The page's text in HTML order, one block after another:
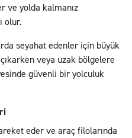
ve yolda kalmanız
olur.
seyahat edenler için büyük
veya uzak bölgelere
güvenli bir yolculuk
eder ve araç filolarında